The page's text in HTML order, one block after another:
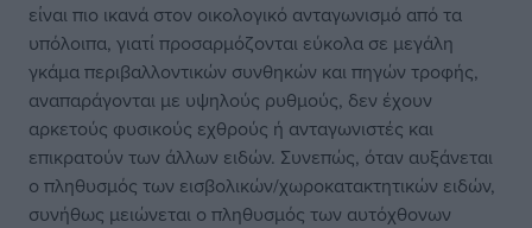
είναι πιο ικανά στον οικολογικό ανταγωνισμό από τα
υπόλοιπα, γιατί προσαρμόζονται εύκολα σε μεγάλη
γκάμα περιβαλλοντικών συνθηκών και πηγών τροφής,
αναπαράγονται με υψηλούς ρυθμούς, δεν έχουν
αρκετούς φυσικούς εχθρούς ή ανταγωνιστές και
επικρατούν των άλλων ειδών. Συνεπώς, όταν αυξάνεται
ο πληθυσμός των εισβολικών/χωροκατακτητικών ειδών,
συνήθως μειώνεται ο πληθυσμός των αυτόχθονων